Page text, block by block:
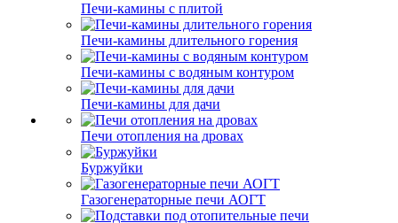
Печи-камины с плитой
Печи-камины длительного горения
Печи-камины с водяным контуром
Печи-камины для дачи
Печи отопления на дровах
Буржуйки
Газогенераторные печи АОГТ